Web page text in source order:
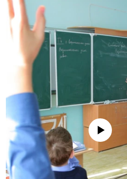
No media source